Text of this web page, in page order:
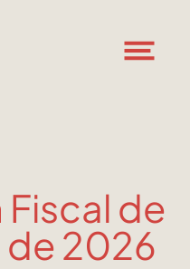
Fiscal de
de 2026